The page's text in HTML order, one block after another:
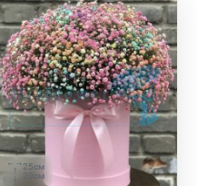
25см
20см